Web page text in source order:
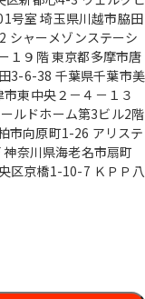
区京橋1-10-7 ＫＰＰ八